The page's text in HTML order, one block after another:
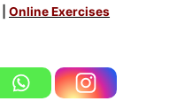
|Online Exercises